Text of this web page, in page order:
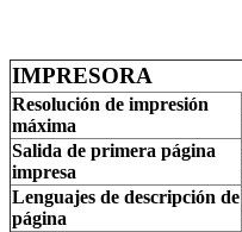
IMPRESORA
Resolución de impresión
máxima
Salida de primera página
impresa
Lenguajes de descripción de
página